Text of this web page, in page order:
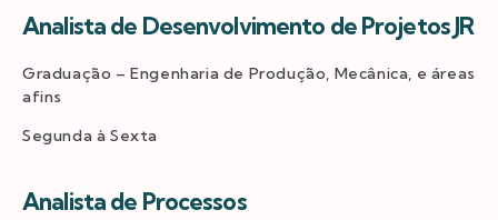
Analista de Desenvolvimento de Projetos JR
Graduação – Engenharia de Produção, Mecânica, e áreas
afins
Segunda à Sexta
Analista de Processos